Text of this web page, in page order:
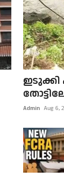
ഇടുക്കി
Admin Aug 6,